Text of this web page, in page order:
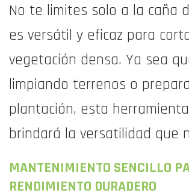
No te limites solo a la caña
es versátil y eficaz para
vegetación densa. Ya sea
limpiando terrenos o
plantación, esta
brindará la versatilidad que
MANTENIMIENTO SENCILLO
RENDIMIENTO DURADERO